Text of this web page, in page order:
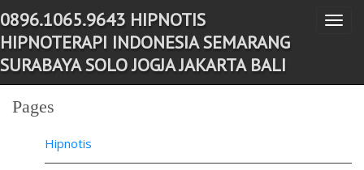
-->
T
g
0896.1065.9643 HIPNOTIS
HIPNOTERAPI INDONESIA SEMARANG
SURABAYA SOLO JOGJA JAKARTA BALI
Pages
Hipnotis